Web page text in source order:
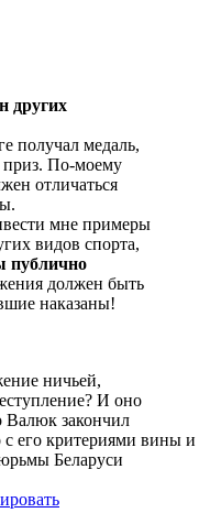
других
получал медаль,
приз. По-моему
отличаться
мне примеры
видов спорта,
публично
должен быть
наказаны!
ничьей,
тупление? И оно
Валюк закончил
его критериями вины и
Беларуси